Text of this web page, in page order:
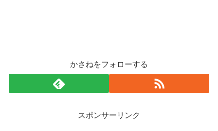
かさねをフォローする
スポンサーリンク